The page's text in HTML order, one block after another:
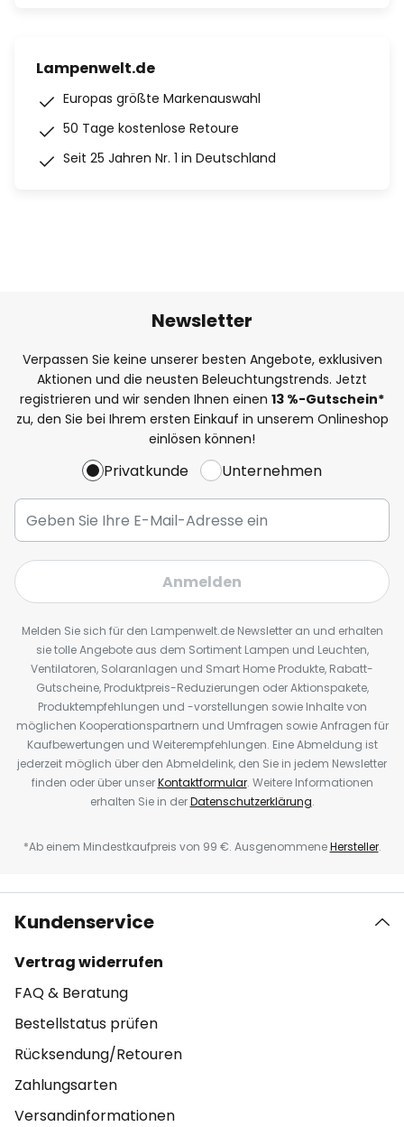
Lampenwelt.de
Europas größte Markenauswahl
50 Tage kostenlose Retoure
Seit 25 Jahren Nr. 1 in Deutschland
Newsletter
Verpassen Sie keine unserer besten Angebote, exklusiven
Aktionen und die neusten Beleuchtungstrends. Jetzt
registrieren und wir senden Ihnen einen 13 %-Gutschein*
zu, den Sie bei Ihrem ersten Einkauf in unserem Onlineshop
einlösen können!
Privatkunde Unternehmen
Anmelden
Melden Sie sich für den Lampenwelt.de Newsletter an und erhalten
sie tolle Angebote aus dem Sortiment Lampen und Leuchten,
Ventilatoren, Solaranlagen und Smart Home Produkte, Rabatt-
Gutscheine, Produktpreis-Reduzierungen oder Aktionspakete,
Produktempfehlungen und -vorstellungen sowie Inhalte von
möglichen Kooperationspartnern und Umfragen sowie Anfragen für
Kaufbewertungen und Weiterempfehlungen. Eine Abmeldung ist
jederzeit möglich über den Abmeldelink, den Sie in jedem Newsletter
finden oder über unserKontaktformular. Weitere Informationen
erhalten Sie in derDatenschutzerklärung.
*Ab einem Mindestkaufpreis von 99 €. AusgenommeneHersteller.
Kundenservice
Vertrag widerrufen
FAQ & Beratung
Bestellstatus prüfen
Rücksendung/Retouren
Zahlungsarten
Versandinformationen